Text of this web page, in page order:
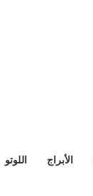
الأبراج اللوتو